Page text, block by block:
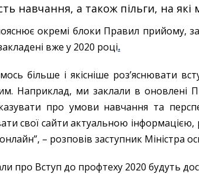
навчання, а також пільги, на
окремі блоки Правил прийому,
вже у 2020 році.
більше і якісніше роз’яснювати
Наприклад, ми заклали в оновлені
про умови навчання та
свої сайти актуальною інформацією,
– розповів заступник Міністра
про Вступ до профтеху 2020 будуть